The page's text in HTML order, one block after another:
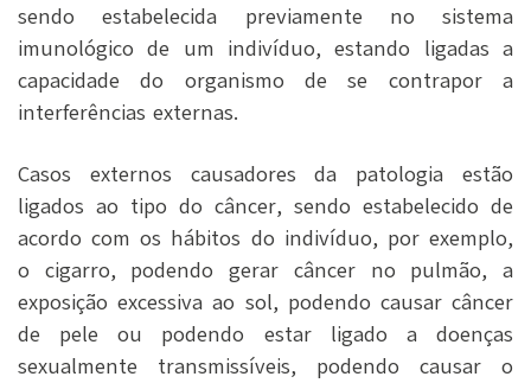
sendo estabelecida previamente no sistema
imunológico de um indivíduo, estando ligadas a
capacidade do organismo de se contrapor a
interferências externas.
Casos externos causadores da patologia estão
ligados ao tipo do câncer, sendo estabelecido de
acordo com os hábitos do indivíduo, por exemplo,
o cigarro, podendo gerar câncer no pulmão, a
exposição excessiva ao sol, podendo causar câncer
de pele ou podendo estar ligado a doenças
sexualmente transmissíveis, podendo causar o